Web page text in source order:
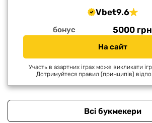
Vbet9.6
бонус 5000 грн
На сайт
Участь в азартних іграх може викликати
Дотримуйтеся правил (принципів)
Всі букмекери